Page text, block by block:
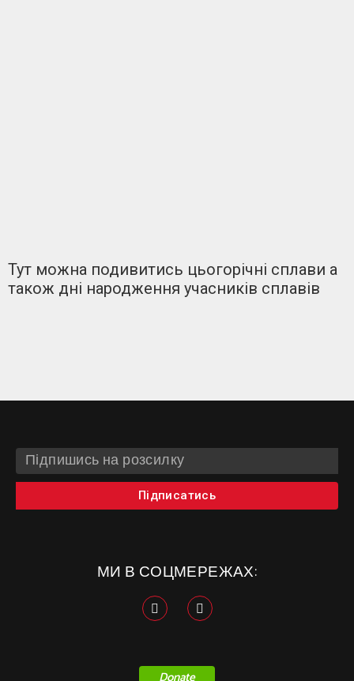
Тут можна подивитись цьогорічні сплави а
також дні народження учасників сплавів
Підписатись
МИ В СОЦМЕРЕЖАХ: